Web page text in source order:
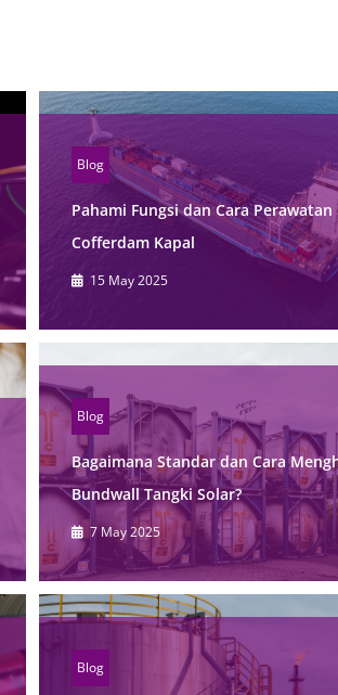
Blog
Pahami Fungsi dan Cara Perawatan
Cofferdam Kapal
15 May 2025
Blog
Bagaimana Standar dan Cara
Bundwall Tangki Solar?
7 May 2025
Blog